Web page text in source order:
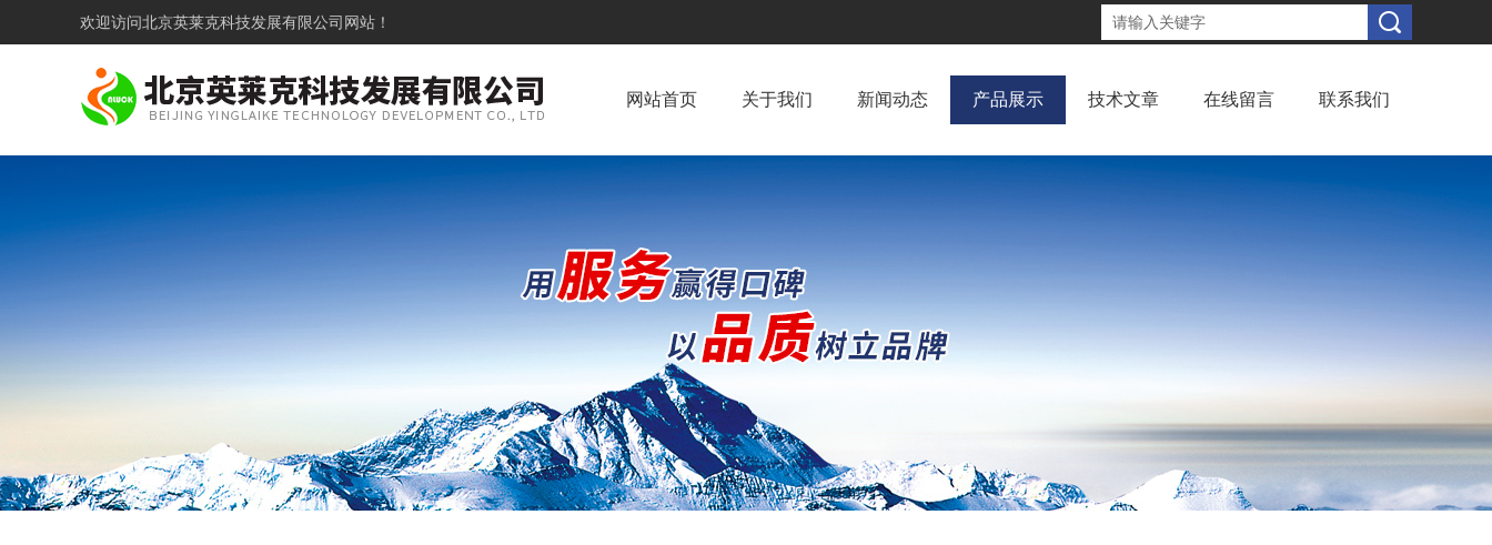
欢迎访问北京英莱克科技发展有限公司网站！
网站首页 关于我们 新闻动态 产品展示 技术文章 在线留言 联系我们